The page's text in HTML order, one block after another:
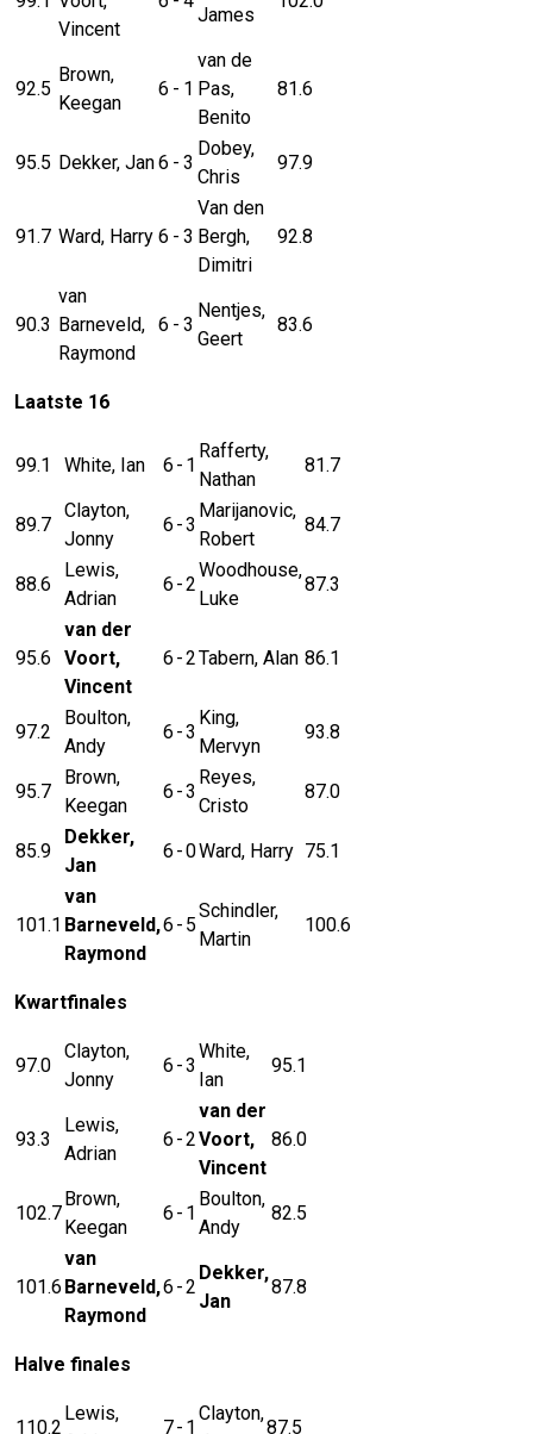
Vincent
James
92.5
Brown,
Keegan
6 - 1
van de
Pas,
Benito
81.6
95.5 Dekker, Jan6 - 3
Dobey,
Chris
97.9
91.7 Ward, Harry 6 - 3
Van den
Bergh,
Dimitri
92.8
90.3
van
Barneveld,
Raymond
6 - 3
Nentjes,
Geert
83.6
Laatste 16
99.1 White, Ian 6 - 1
Rafferty,
Nathan
81.7
89.7
Clayton,
Jonny
6 -3
Marijanovic,
Robert
84.7
88.6
Lewis,
Adrian
6 -2
Woodhouse,
Luke
87.3
95.6
van der
Voort,
Vincent
6 -2Tabern, Alan 86.1
97.2
Boulton,
Andy
6 -3
King,
Mervyn
93.8
95.7
Brown,
Keegan
6 -3
Reyes,
Cristo
87.0
85.9
Dekker,
Jan
6 -0Ward, Harry 75.1
101.1
van
Barneveld,
Raymond
6 - 5
Schindler,
Martin
100.6
Kwartfinales
97.0
Clayton,
Jonny
6 -3
White,
Ian
95.1
93.3
Lewis,
Adrian
6 -2
van der
Voort,
Vincent
86.0
102.7
Brown,
Keegan
6 - 1
Boulton,
Andy
82.5
101.6
van
Barneveld,
Raymond
6 -2
Dekker,
Jan
87.8
Halve finales
110.2
Lewis,
7- 1
Clayton,
87.5